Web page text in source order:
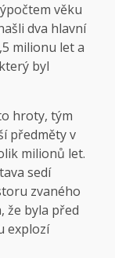
věku
dva hlavní
milionu let a
byl
hroty, tým
předměty v
milionů let.
sedí
zvaného
že byla před
explozí